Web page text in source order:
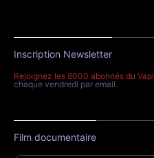
Inscription Newsletter
Rejoignez les 8000 abonnés du
chaque vendredi par email.
Film documentaire